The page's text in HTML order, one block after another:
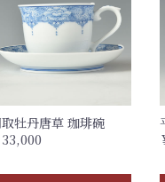
牡丹唐草 珈琲碗
33,000